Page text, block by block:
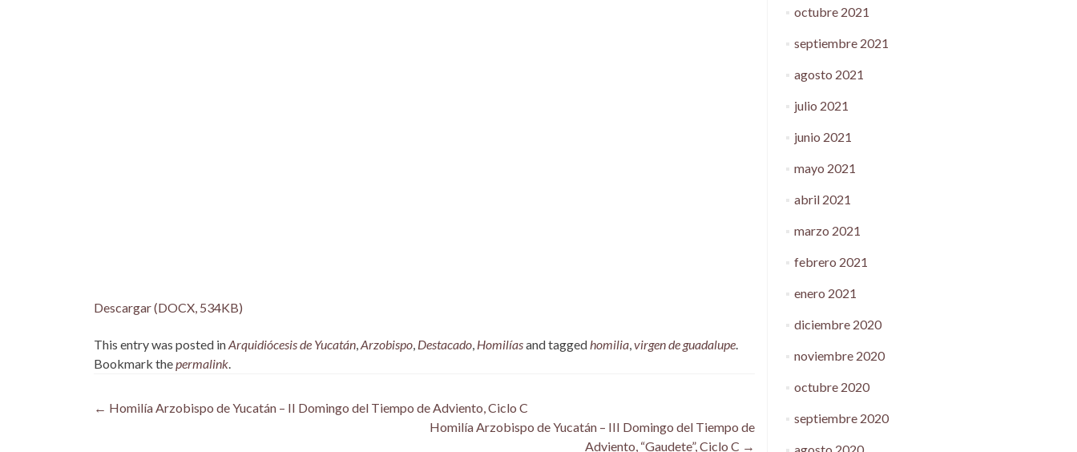
Descargar (DOCX, 534KB)
This entry was posted inArquidiócesis de Yucatán,Arzobispo, Destacado, Homilíasand taggedhomilia,virgen de guadalupe.
Bookmark thepermalink.
Post
← Homilía Arzobispo de Yucatán – II Domingo del Tiempo de Adviento, Ciclo C
Homilía Arzobispo de Yucatán – III Domingo del Tiempo de
Adviento, “Gaudete”, Ciclo C →
octubre 2021
septiembre 2021
agosto 2021
julio 2021
junio 2021
mayo 2021
abril 2021
marzo 2021
febrero 2021
enero 2021
diciembre 2020
noviembre 2020
octubre 2020
septiembre 2020